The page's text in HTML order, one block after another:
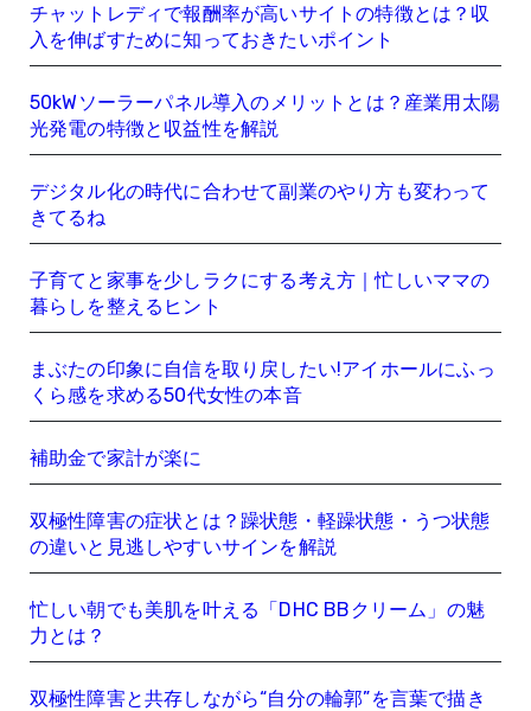
チャットレディで報酬率が高いサイトの特徴とは？収
入を伸ばすために知っておきたいポイント
50kWソーラーパネル導入のメリットとは？産業用太陽
光発電の特徴と収益性を解説
デジタル化の時代に合わせて副業のやり方も変わって
きてるね
子育てと家事を少しラクにする考え方｜忙しいママの
暮らしを整えるヒント
まぶたの印象に自信を取り戻したい!アイホールにふっ
くら感を求める50代女性の本音
補助金で家計が楽に
双極性障害の症状とは？躁状態・軽躁状態・うつ状態
の違いと見逃しやすいサインを解説
忙しい朝でも美肌を叶える「DHC BBクリーム」の魅
力とは？
双極性障害と共存しながら“自分の輪郭”を言葉で描き